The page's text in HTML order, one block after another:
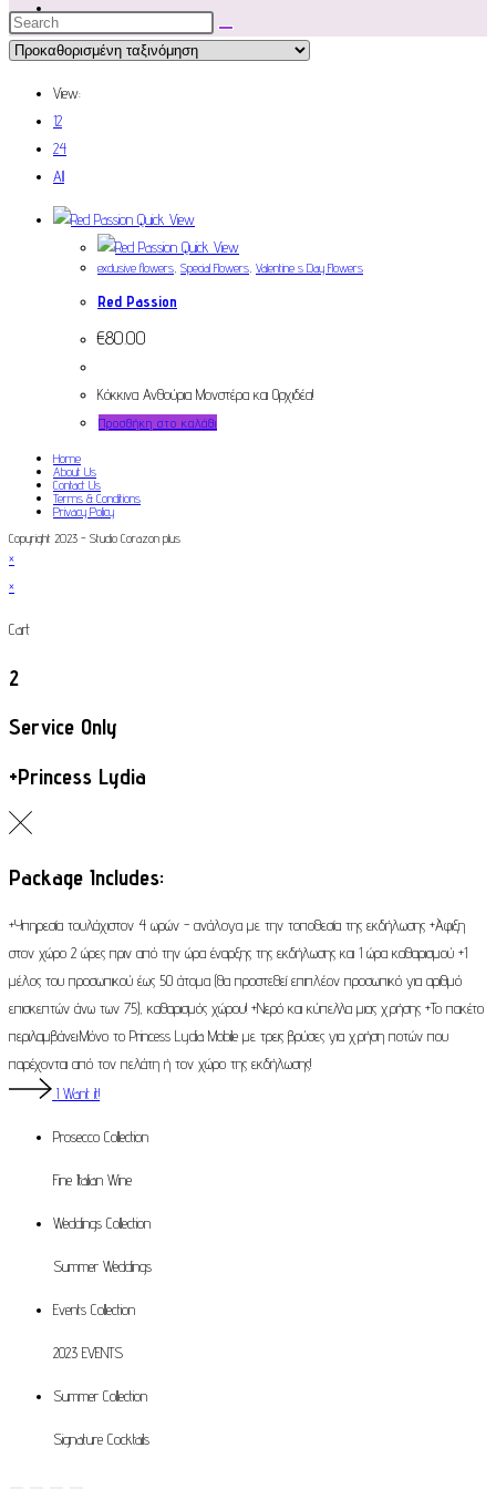
View:
12
24
All
Quick View
Quick View
exclusive flowers, Special Flowers, Valentine s Day Flowers
Red Passion
€80.00
Κόκκινα Ανθούρια Μονστέρα και Ορχιδέα!
Προσθήκη στο καλάθι
Home
About Us
Contact Us
Terms & Conditions
Privacy Policy
Copyright 2023 - Studio Corazon plus
×
×
Cart
2
Service Only
+Princess Lydia
Package Includes:
+Υπηρεσία τουλάχιστον 4 ωρών - ανάλογα με την τοποθεσία της εκδήλωσης +Άφιξη
στον χώρο 2 ώρες πριν από την ώρα έναρξης της εκδήλωσης και 1 ώρα καθαρισμού +1
μέλος του προσωπικού έως 50 άτομα (θα προστεθεί επιπλέον προσωπικό για αριθμό
επισκεπτών άνω των 75), καθαρισμός χώρου! +Νερό και κύπελλα μιας χρήσης +Το πακέτο
περιλαμβάνει:Μόνο το Princess Lydia Mobile με τρεις βρύσες για χρήση ποτών που
παρέχονται από τον πελάτη ή τον χώρο της εκδήλωσης!
I Want it!
Prosecco Collection
Fine Italian Wine
Weddings Collection
Summer Weddings
Events Collection
2023 EVENTS
Summer Collection
Signature Cocktails